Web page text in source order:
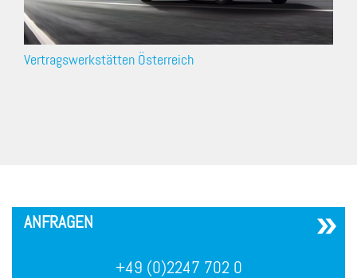
Vertragswerkstätten Österreich
ANFRAGEN
+49 (0)2247 702 0